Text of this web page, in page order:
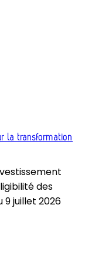
la transformation
des
9 juillet 2026